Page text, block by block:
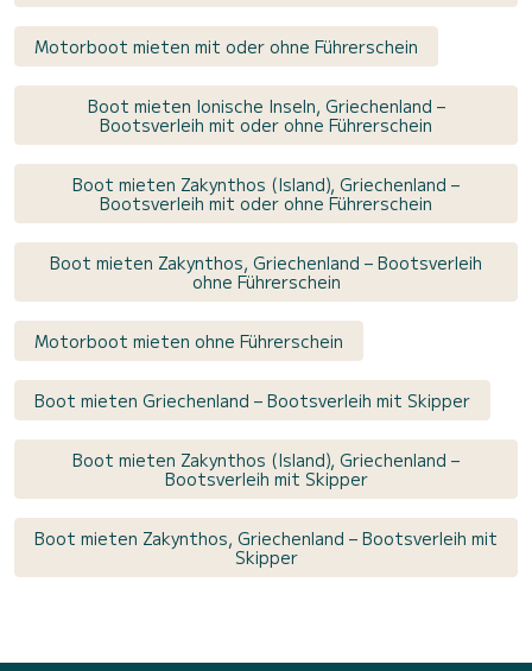
Motorboot mieten mit oder ohne Führerschein
Boot mieten Ionische Inseln, Griechenland –
Bootsverleih mit oder ohne Führerschein
Boot mieten Zakynthos (Island), Griechenland –
Bootsverleih mit oder ohne Führerschein
Boot mieten Zakynthos, Griechenland – Bootsverleih
ohne Führerschein
Motorboot mieten ohne Führerschein
Boot mieten Griechenland – Bootsverleih mit Skipper
Boot mieten Zakynthos (Island), Griechenland –
Bootsverleih mit Skipper
Boot mieten Zakynthos, Griechenland – Bootsverleih mit
Skipper